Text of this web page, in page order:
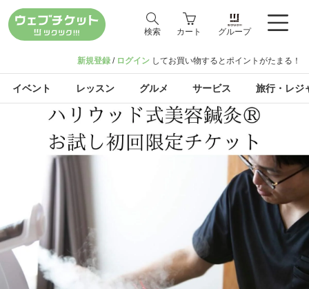
検索 カート グループ
新規登録 / ログイン してお買い物するとポイントがたまる！
イベント レッスン グルメ サービス 旅行・レジ